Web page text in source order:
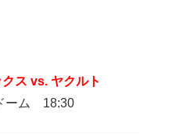
ス vs. ヤクルト
ーム 18:30